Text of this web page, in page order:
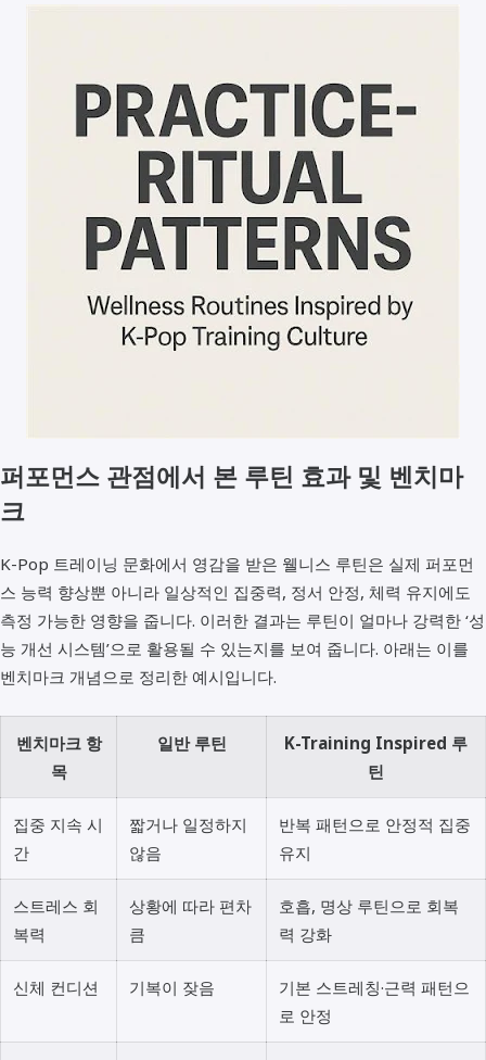
퍼포먼스 관점에서 본 루틴 효과 및 벤치마
크
K-Pop 트레이닝 문화에서 영감을 받은 웰니스 루틴은 실제 퍼포먼
스 능력 향상뿐 아니라 일상적인 집중력, 정서 안정, 체력 유지에도
측정 가능한 영향을 줍니다. 이러한 결과는 루틴이 얼마나 강력한 ‘성
능 개선 시스템’으로 활용될 수 있는지를 보여 줍니다. 아래는 이를
벤치마크 개념으로 정리한 예시입니다.
벤치마크 항
목
일반 루틴
K-Training Inspired 루
틴
집중 지속 시
간
짧거나 일정하지
않음
반복 패턴으로 안정적 집중
유지
스트레스 회
복력
상황에 따라 편차
큼
호흡, 명상 루틴으로 회복
력 강화
신체 컨디션 기복이 잦음
기본 스트레칭·근력 패턴으
로 안정